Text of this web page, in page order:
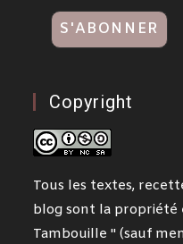
Copyright
Tous les textes,
blog sont la propriété
Tambouille " (sauf